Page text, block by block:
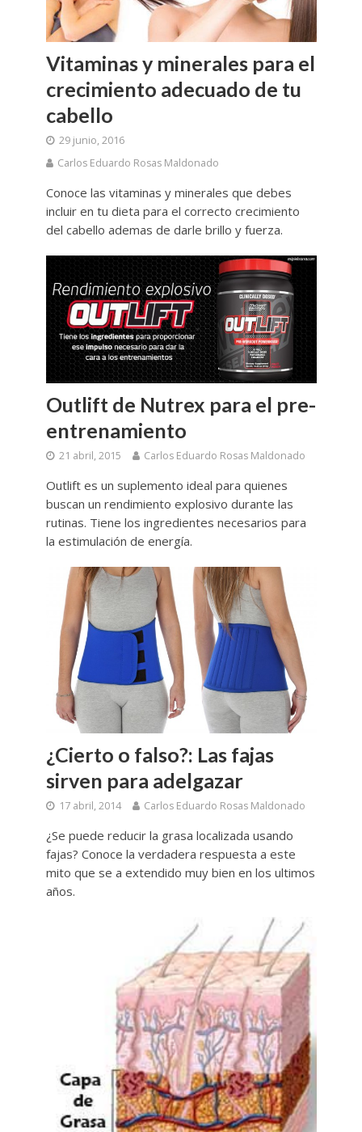
Vitaminas y minerales para el
crecimiento adecuado de tu
cabello
29 junio, 2016
Carlos Eduardo Rosas Maldonado
Conoce las vitaminas y minerales que debes
incluir en tu dieta para el correcto crecimiento
del cabello ademas de darle brillo y fuerza.
Outlift de Nutrex para el pre-
entrenamiento
21 abril, 2015 Carlos Eduardo Rosas Maldonado
Outlift es un suplemento ideal para quienes
buscan un rendimiento explosivo durante las
rutinas. Tiene los ingredientes necesarios para
la estimulación de energía.
¿Cierto o falso?: Las fajas
sirven para adelgazar
17 abril, 2014 Carlos Eduardo Rosas Maldonado
¿Se puede reducir la grasa localizada usando
fajas? Conoce la verdadera respuesta a este
mito que se a extendido muy bien en los ultimos
años.